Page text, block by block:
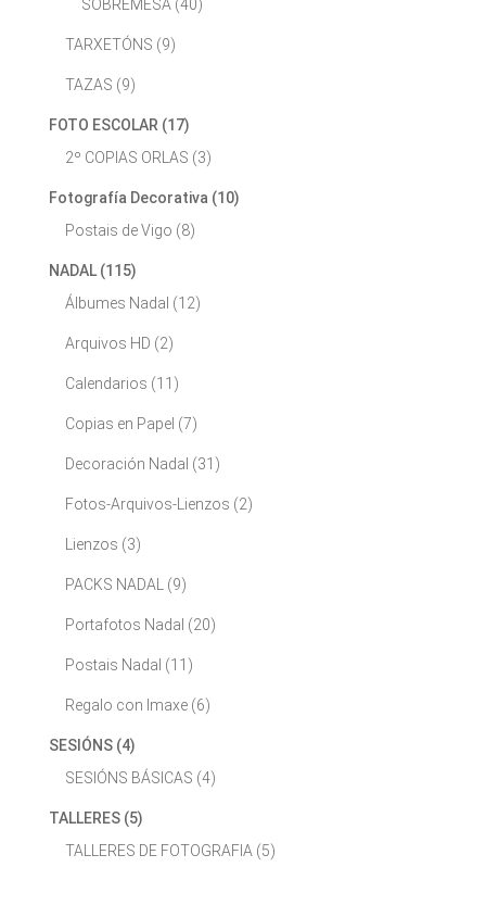
SOBREMESA (40)
TARXETÓNS (9)
TAZAS (9)
FOTO ESCOLAR (17)
2º COPIAS ORLAS (3)
Fotografía Decorativa (10)
Postais de Vigo (8)
NADAL (115)
Álbumes Nadal (12)
Arquivos HD (2)
Calendarios (11)
Copias en Papel (7)
Decoración Nadal (31)
Fotos-Arquivos-Lienzos (2)
Lienzos (3)
PACKS NADAL (9)
Portafotos Nadal (20)
Postais Nadal (11)
Regalo con Imaxe (6)
SESIÓNS (4)
SESIÓNS BÁSICAS (4)
TALLERES (5)
TALLERES DE FOTOGRAFIA (5)